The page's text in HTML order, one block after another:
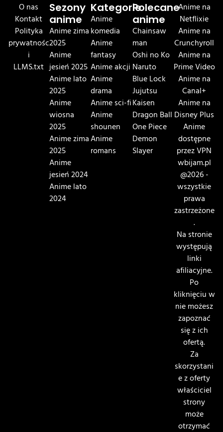
O nas
Kontakt
Polityka
prywatnośc
i
LLMS.txt
Sezony
anime
Anime zima
2025
Anime
jesień 2025
Anime lato
2025
Anime
wiosna
2025
Anime zima
2025
Anime
jesień 2024
Anime lato
2024
Kategorie
Anime
komedia
Anime
fantasy
Anime akcji
Anime
drama
Anime sci-fi
Anime
shounen
Anime
romans
Polecane
anime
Chainsaw
man
Oshi no Ko
Naruto
Blue Lock
Jujutsu
Kaisen
Dragon Ball
One Piece
Demon
Slayer
Anime na
Netflixie
Anime na
Crunchyroll
Anime na
Prime Video
Anime na
Canal+
Anime na
Disney Plus
Anime
dostępne
przez VPN
wbijam.pl
@2026 -
wszystkie
prawa
zastrzeżone
.
Na stronie
występują
linki
afiliacyjne.
Po
kliknięciu w
nie możesz
zapoznać
się z ich
ofertą.
Za
skorzystani
e z oferty
właściciel
strony
może
otrzymać